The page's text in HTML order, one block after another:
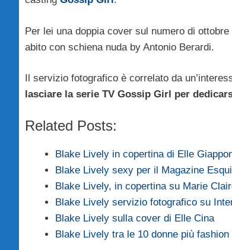
Per lei una doppia cover sul numero di
abito con schiena nuda by Antonio Berardi.
Il servizio fotografico è correlato da
lasciare la serie TV Gossip Girl per
Related Posts:
Blake Lively in copertina di Elle
Blake Lively sexy per il Magazine
Blake Lively, in copertina su Marie
Blake Lively servizio fotografico su
Blake Lively sulla cover di Elle Cina
Blake Lively tra le 10 donne più